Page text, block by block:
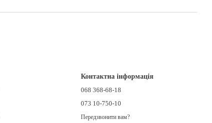
Контактна інформація
068 368-68-18
073 10-750-10
Передзвонити вам?